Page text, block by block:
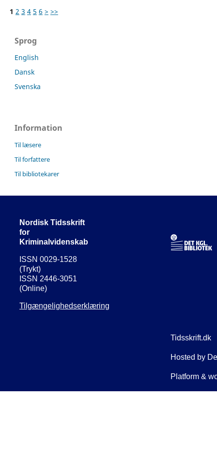
1 2 3 4 5 6 > >>
Sprog
English
Dansk
Svenska
Information
Til læsere
Til forfattere
Til bibliotekarer
Nordisk Tidsskrift
for
Kriminalvidenskab
ISSN 0029-1528
(Trykt)
ISSN 2446-3051
(Online)
Tilgængelighedserklæring